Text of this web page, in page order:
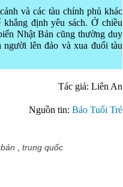
và các tàu chính phủ khác
định yêu sách. Ở chiều
Nhật Bản cũng thường duy
người lên đảo và xua đuổi tàu
Tác giả: Liên An
Nguồn tin: Báo Tuổi Trẻ
trung quốc